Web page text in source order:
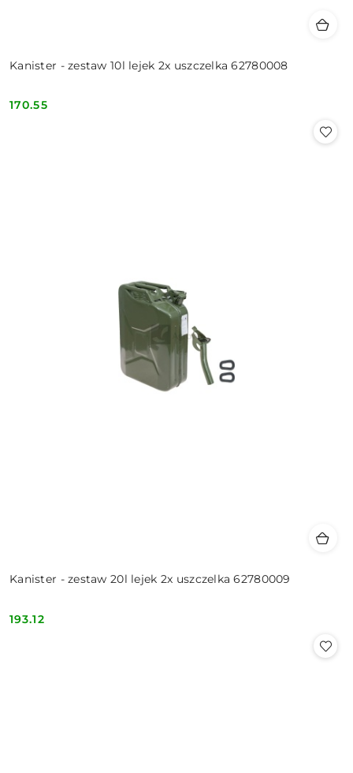
Kanister - zestaw 10l lejek 2x uszczelka 62780008
Cena:
170.55
Kanister - zestaw 20l lejek 2x uszczelka 62780009
Cena:
193.12